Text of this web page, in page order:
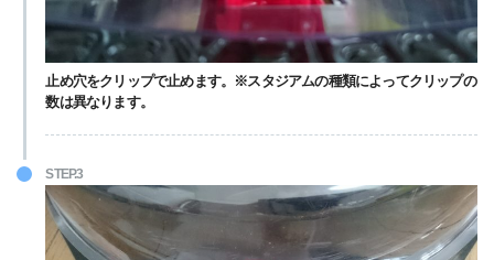
止め穴をクリップで止めます。※スタジアムの種類によってクリップの
数は異なります。
STEP.3